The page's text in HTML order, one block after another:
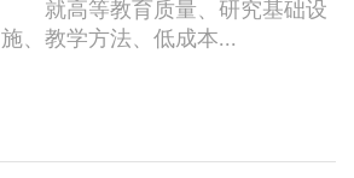
就高等教育质量、研究基础设
施、教学方法、低成本...